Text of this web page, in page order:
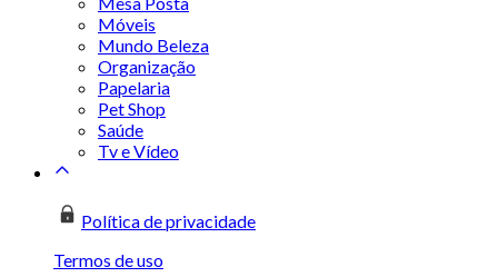
Móveis
Mundo Beleza
Organização
Papelaria
Pet Shop
Saúde
Tv e Vídeo
Política de privacidade
Termos de uso